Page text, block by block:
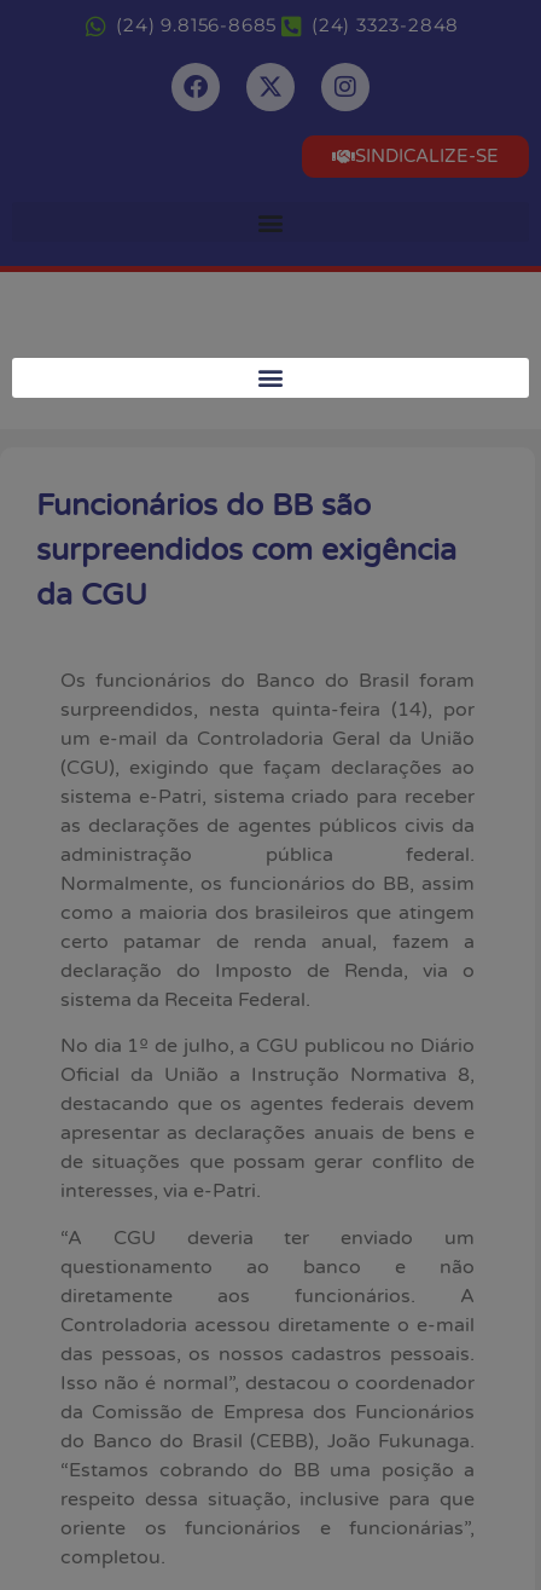
(24) 9.8156-8685 (24) 3323-2848
SINDICALIZE-SE
Funcionários do BB são
surpreendidos com exigência
da CGU
Os funcionários do Banco do Brasil foram
surpreendidos, nesta quinta-feira (14), por
um e-mail da Controladoria Geral da União
(CGU), exigindo que façam declarações ao
sistema e-Patri, sistema criado para receber
as declarações de agentes públicos civis da
administração pública federal.
Normalmente, os funcionários do BB, assim
como a maioria dos brasileiros que atingem
certo patamar de renda anual, fazem a
declaração do Imposto de Renda, via o
sistema da Receita Federal.
No dia 1º de julho, a CGU publicou no Diário
Oficial da União a Instrução Normativa 8,
destacando que os agentes federais devem
apresentar as declarações anuais de bens e
de situações que possam gerar conflito de
interesses, via e-Patri.
“A CGU deveria ter enviado um
questionamento ao banco e não
diretamente aos funcionários. A
Controladoria acessou diretamente o e-mail
das pessoas, os nossos cadastros pessoais.
Isso não é normal”, destacou o coordenador
da Comissão de Empresa dos Funcionários
do Banco do Brasil (CEBB), João Fukunaga.
“Estamos cobrando do BB uma posição a
respeito dessa situação, inclusive para que
oriente os funcionários e funcionárias”,
completou.